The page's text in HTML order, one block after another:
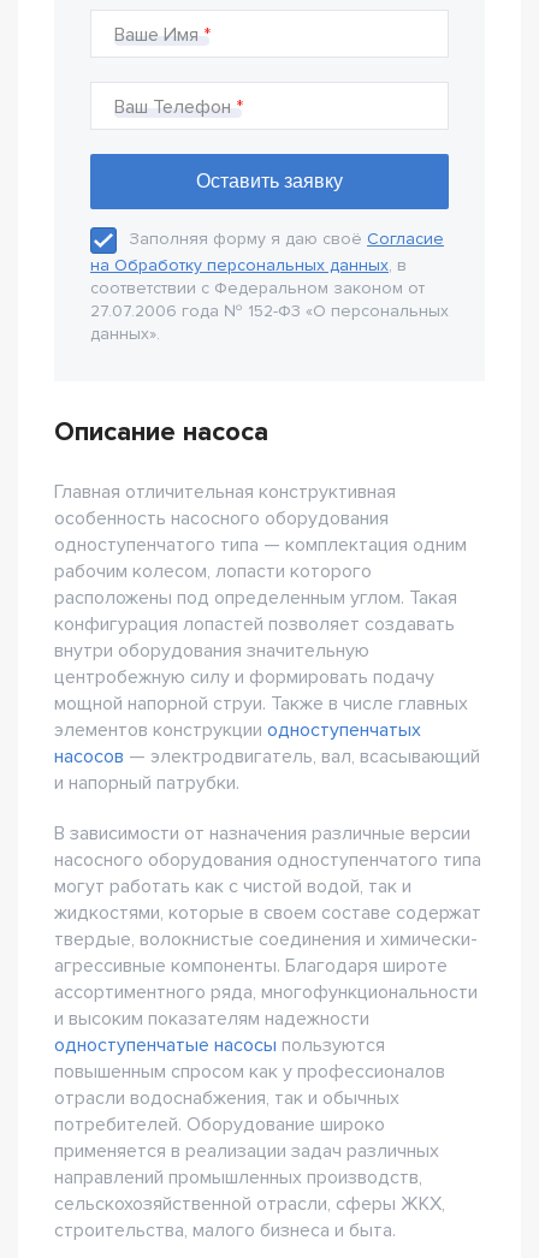
Ваше Имя
Ваш Телефон
Заполняя форму я даю своё Согласие
на Обработку персональных данных, в
соответствии с Федеральном законом от
27.07.2006 года № 152-Ф3 «О персональных
данных».
Описание насоса
Главная отличительная конструктивная
особенность насосного оборудования
одноступенчатого типа — комплектация одним
рабочим колесом, лопасти которого
расположены под определенным углом. Такая
конфигурация лопастей позволяет создавать
внутри оборудования значительную
центробежную силу и формировать подачу
мощной напорной струи. Также в числе главных
элементов конструкции одноступенчатых
насосов — электродвигатель, вал, всасывающий
и напорный патрубки.
В зависимости от назначения различные версии
насосного оборудования одноступенчатого типа
могут работать как с чистой водой, так и
жидкостями, которые в своем составе содержат
твердые, волокнистые соединения и химически-
агрессивные компоненты. Благодаря широте
ассортиментного ряда, многофункциональности
и высоким показателям надежности
одноступенчатые насосы пользуются
повышенным спросом как у профессионалов
отрасли водоснабжения, так и обычных
потребителей. Оборудование широко
применяется в реализации задач различных
направлений промышленных производств,
сельскохозяйственной отрасли, сферы ЖКХ,
строительства, малого бизнеса и быта.